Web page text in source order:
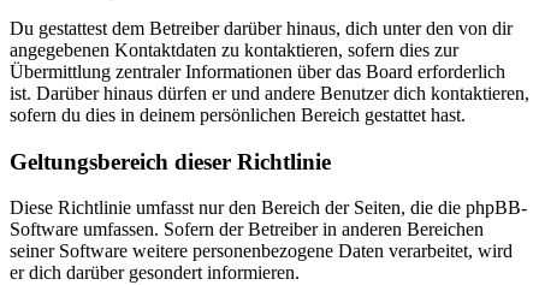
Du gestattest dem Betreiber darüber hinaus, dich unter den von dir
angegebenen Kontaktdaten zu kontaktieren, sofern dies zur
Übermittlung zentraler Informationen über das Board erforderlich
ist. Darüber hinaus dürfen er und andere Benutzer dich kontaktieren,
sofern du dies in deinem persönlichen Bereich gestattet hast.
Geltungsbereich dieser Richtlinie
Diese Richtlinie umfasst nur den Bereich der Seiten, die die phpBB-
Software umfassen. Sofern der Betreiber in anderen Bereichen
seiner Software weitere personenbezogene Daten verarbeitet, wird
er dich darüber gesondert informieren.